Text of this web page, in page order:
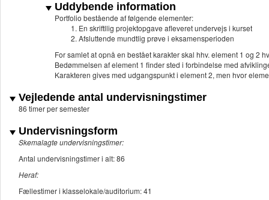
Uddybende information
Portfolio bestående af følgende elementer:
En skriftllig projektopgave afleveret undervejs i kurset
Afsluttende mundtlig prøve i eksamensperioden
For samlet at opnå en bestået karakter skal hhv. element 1 og 2
Bedømmelsen af element 1 finder sted i forbindelse med
Karakteren gives med udgangspunkt i element 2, men hvor
Vejledende antal undervisningstimer
86 timer per semester
Undervisningsform
Skemalagte undervisningstimer:
Antal undervisningstimer i alt: 86
Heraf:
Fællestimer i klasselokale/auditorium: 41